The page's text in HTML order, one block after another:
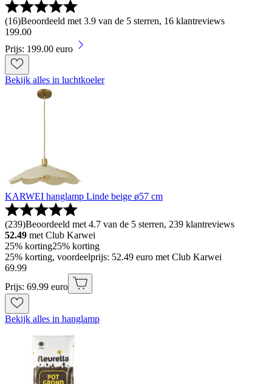
(16)Beoordeeld met 3.9 van de 5 sterren, 16 klantreviews
199.00
Prijs: 199.00 euro
Bekijk alles in luchtkoeler
KARWEI hanglamp Linde beige ø57 cm
(239)Beoordeeld met 4.7 van de 5 sterren, 239 klantreviews
52.49 met Club Karwei
25% korting25% korting
25% korting, voordeelprijs: 52.49 euro met Club Karwei
69.99
Prijs: 69.99 euro
Bekijk alles in hanglamp